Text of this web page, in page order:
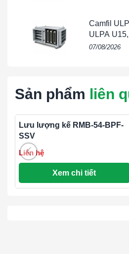
Camfil
ULPA
Phòng
07/08/2026
Sản phẩm liên
Lưu lượng kế RMB-54-BPF-
SSV
Liên hệ
Xem chi tiết